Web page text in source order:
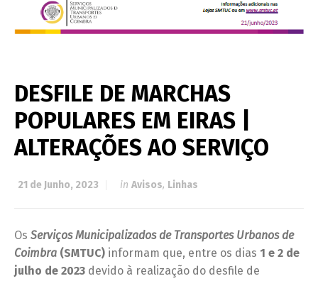
DESFILE DE MARCHAS
POPULARES EM EIRAS |
ALTERAÇÕES AO SERVIÇO
21 de Junho, 2023 in Avisos, Linhas
Os Serviços Municipalizados de Transportes Urbanos de
Coimbra (SMTUC) informam que, entre os dias 1 e 2 de
julho de 2023 devido à realização do desfile de